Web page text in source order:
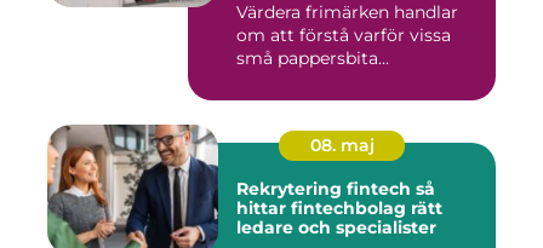
Värdera frimärken handlar
om att förstå varför vissa
små pappersbita...
08. maj
Rekrytering fintech så
hittar fintechbolag rätt
ledare och specialister